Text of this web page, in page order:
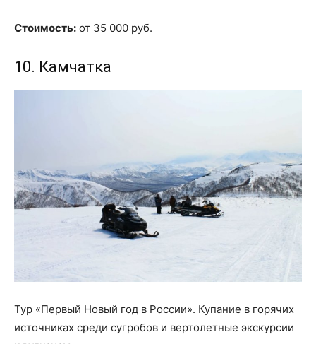
Стоимость: от 35 000 руб.
10. Камчатка
Тур «Первый Новый год в России». Купание в горячих
источниках среди сугробов и вертолетные экскурсии